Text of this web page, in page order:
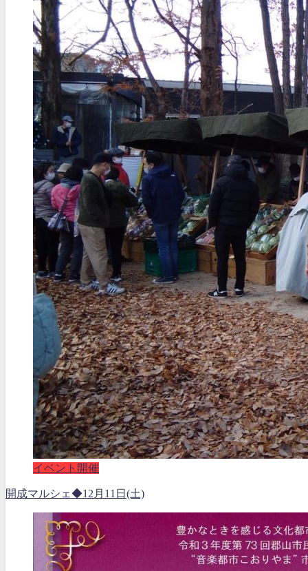
イベント開催
開成マルシェ◆12月11日(土)